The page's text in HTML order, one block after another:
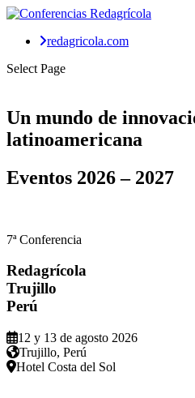
redagricola.com
Select Page
Un mundo de
latinoamericana
Eventos 2026 – 2027
7ª Conferencia
Redagrícola
Trujillo
Perú
12 y 13 de agosto 2026
Trujillo, Perú
Hotel Costa del Sol